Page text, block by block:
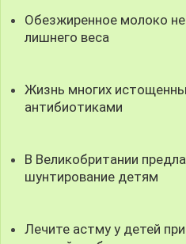
Обезжиренное молоко
лишнего веса
Жизнь многих
антибиотиками
В Великобритании
шунтирование детям
Лечите астму у детей